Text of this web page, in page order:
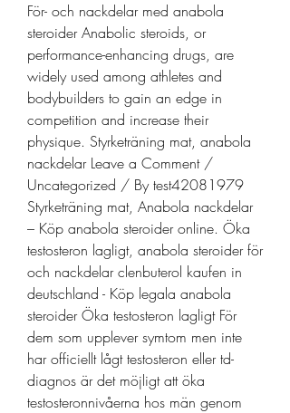
För- och nackdelar med anabola
steroider Anabolic steroids, or
performance-enhancing drugs, are
widely used among athletes and
bodybuilders to gain an edge in
competition and increase their
physique. Styrketräning mat, anabola
nackdelar Leave a Comment /
Uncategorized / By test42081979
Styrketräning mat, Anabola nackdelar
– Köp anabola steroider online. Öka
testosteron lagligt, anabola steroider för
och nackdelar clenbuterol kaufen in
deutschland - Köp legala anabola
steroider Öka testosteron lagligt För
dem som upplever symtom men inte
har officiellt lågt testosteron eller td-
diagnos är det möjligt att öka
testosteronnivåerna hos män genom